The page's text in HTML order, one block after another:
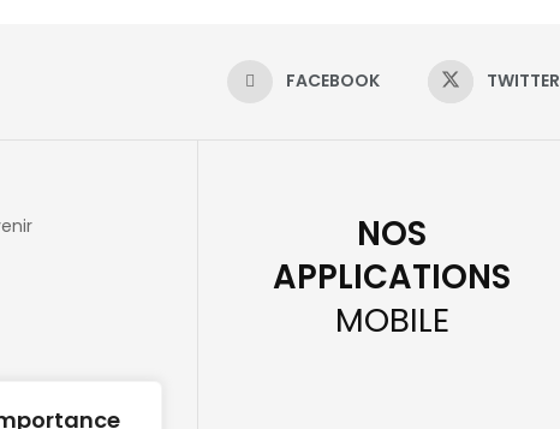
FACEBOOK TWITTER
NOS
APPLICATIONS
MOBILE